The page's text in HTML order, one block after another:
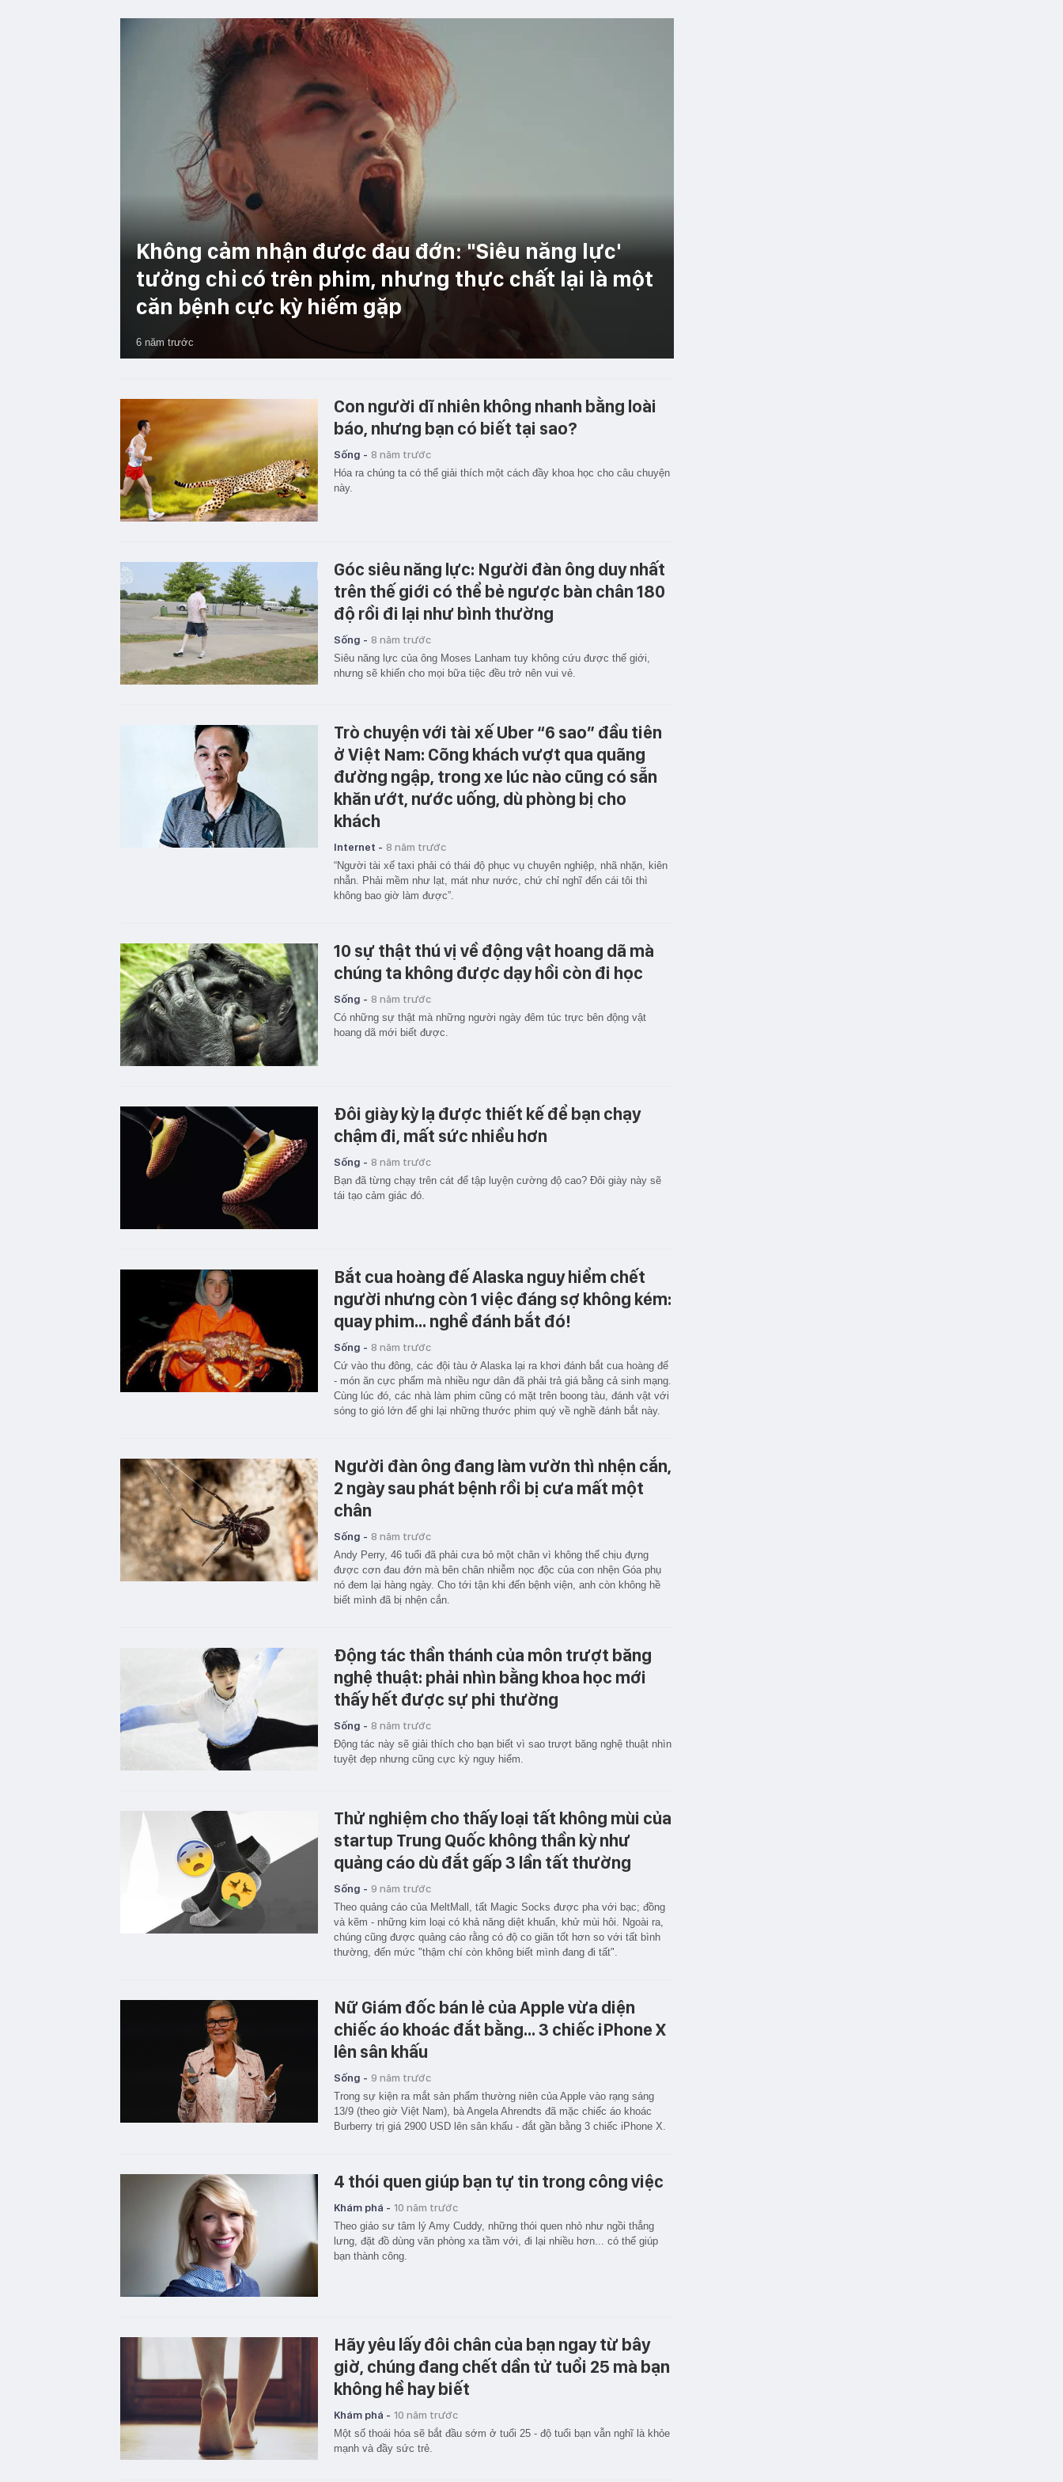
Không cảm nhận được đau đớn: "Siêu năng lực'
tưởng chỉ có trên phim, nhưng thực chất lại là một
căn bệnh cực kỳ hiếm gặp
6 năm trước
Con người dĩ nhiên không nhanh bằng loài
báo, nhưng bạn có biết tại sao?
Sống - 8 năm trước
Hóa ra chúng ta có thể giải thích một cách đầy khoa học cho câu chuyện
này.
Góc siêu năng lực: Người đàn ông duy nhất
trên thế giới có thể bẻ ngược bàn chân 180
độ rồi đi lại như bình thường
Sống - 8 năm trước
Siêu năng lực của ông Moses Lanham tuy không cứu được thế giới,
nhưng sẽ khiến cho mọi bữa tiệc đều trở nên vui vẻ.
Trò chuyện với tài xế Uber “6 sao” đầu tiên
ở Việt Nam: Cõng khách vượt qua quãng
đường ngập, trong xe lúc nào cũng có sẵn
khăn ướt, nước uống, dù phòng bị cho
khách
Internet - 8 năm trước
“Người tài xế taxi phải có thái độ phục vụ chuyên nghiệp, nhã nhặn, kiên
nhẫn. Phải mềm như lạt, mát như nước, chứ chỉ nghĩ đến cái tôi thì
không bao giờ làm được”.
10 sự thật thú vị về động vật hoang dã mà
chúng ta không được dạy hồi còn đi học
Sống - 8 năm trước
Có những sự thật mà những người ngày đêm túc trực bên động vật
hoang dã mới biết được.
Đôi giày kỳ lạ được thiết kế để bạn chạy
chậm đi, mất sức nhiều hơn
Sống - 8 năm trước
Bạn đã từng chạy trên cát để tập luyện cường độ cao? Đôi giày này sẽ
tái tạo cảm giác đó.
Bắt cua hoàng đế Alaska nguy hiểm chết
người nhưng còn 1 việc đáng sợ không kém:
quay phim... nghề đánh bắt đó!
Sống - 8 năm trước
Cứ vào thu đông, các đội tàu ở Alaska lại ra khơi đánh bắt cua hoàng đế
- món ăn cực phẩm mà nhiều ngư dân đã phải trả giá bằng cả sinh mạng.
Cùng lúc đó, các nhà làm phim cũng có mặt trên boong tàu, đánh vật với
sóng to gió lớn để ghi lại những thước phim quý về nghề đánh bắt này.
Người đàn ông đang làm vườn thì nhện cắn,
2 ngày sau phát bệnh rồi bị cưa mất một
chân
Sống - 8 năm trước
Andy Perry, 46 tuổi đã phải cưa bỏ một chân vì không thể chịu đựng
được cơn đau đớn mà bên chân nhiễm nọc độc của con nhện Góa phụ
nó đem lại hàng ngày. Cho tới tận khi đến bệnh viện, anh còn không hề
biết mình đã bị nhện cắn.
Động tác thần thánh của môn trượt băng
nghệ thuật: phải nhìn bằng khoa học mới
thấy hết được sự phi thường
Sống - 8 năm trước
Động tác này sẽ giải thích cho bạn biết vì sao trượt băng nghệ thuật nhìn
tuyệt đẹp nhưng cũng cực kỳ nguy hiểm.
Thử nghiệm cho thấy loại tất không mùi của
startup Trung Quốc không thần kỳ như
quảng cáo dù đắt gấp 3 lần tất thường
Sống - 9 năm trước
Theo quảng cáo của MeltMall, tất Magic Socks được pha với bạc; đồng
và kẽm - những kim loại có khả năng diệt khuẩn, khử mùi hôi. Ngoài ra,
chúng cũng được quảng cáo rằng có độ co giãn tốt hơn so với tất bình
thường, đến mức "thậm chí còn không biết mình đang đi tất".
Nữ Giám đốc bán lẻ của Apple vừa diện
chiếc áo khoác đắt bằng... 3 chiếc iPhone X
lên sân khấu
Sống - 9 năm trước
Trong sự kiện ra mắt sản phẩm thường niên của Apple vào rạng sáng
13/9 (theo giờ Việt Nam), bà Angela Ahrendts đã mặc chiếc áo khoác
Burberry trị giá 2900 USD lên sân khấu - đắt gần bằng 3 chiếc iPhone X.
4 thói quen giúp bạn tự tin trong công việc
Khám phá - 10 năm trước
Theo giáo sư tâm lý Amy Cuddy, những thói quen nhỏ như ngồi thẳng
lưng, đặt đồ dùng văn phòng xa tầm với, đi lại nhiều hơn... có thể giúp
bạn thành công.
Hãy yêu lấy đôi chân của bạn ngay từ bây
giờ, chúng đang chết dần tử tuổi 25 mà bạn
không hề hay biết
Khám phá - 10 năm trước
Một số thoái hóa sẽ bắt đầu sớm ở tuổi 25 - độ tuổi bạn vẫn nghĩ là khỏe
mạnh và đầy sức trẻ.